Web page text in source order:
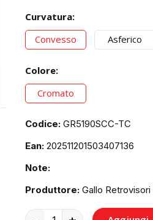
Curvatura:
Convesso
Asferico
Colore:
Cromato
Codice: GR5190SCC-TC
Ean: 202511201503407136
Note:
Produttore: Gallo Retrovisori